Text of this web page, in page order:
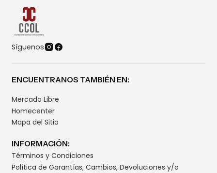
Síguenos
ENCUENTRANOS TAMBIÉN EN:
Mercado Libre
Homecenter
Mapa del Sitio
INFORMACIÓN:
Términos y Condiciones
Política de Garantías, Cambios, Devoluciones y/o